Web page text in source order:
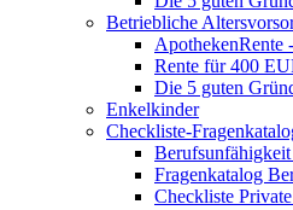
Betriebliche
ApothekenRente
Rente für 400
Die 5 guten
Enkelkinder
Checkliste-
Fragenkatalog
Checkliste